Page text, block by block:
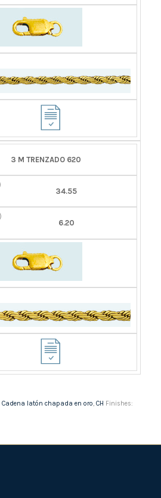
3 M TRENZADO 620
34.55
6.20
Cadena latón chapada en oro CH Finishes: